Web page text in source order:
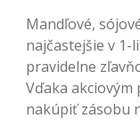
Mandľové,
najčastejšie v 1-
pravidelne
Vďaka
nakúpiť zásobu